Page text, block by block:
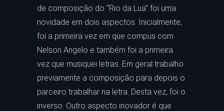
de composição do “Rio da Lua” foi uma
novidade em dois aspectos. Inicialmente,
foi a primeira vez em que compus com
Nelson Angelo e também foi a primeira
vez que musiquei letras. Em geral trabalho
previamente a composição para depois o
parceiro trabalhar na letra. Desta vez, foi o
inverso. Outro aspecto inovador é que